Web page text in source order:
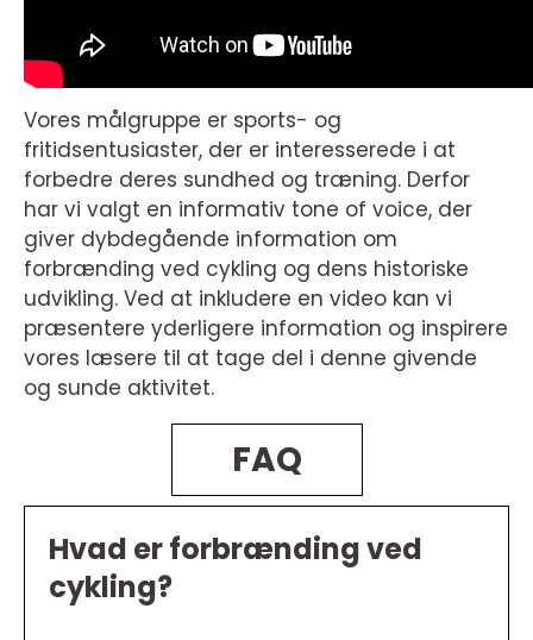
Vores målgruppe er sports- og
fritidsentusiaster, der er interesserede i at
forbedre deres sundhed og træning. Derfor
har vi valgt en informativ tone of voice, der
giver dybdegående information om
forbrænding ved cykling og dens historiske
udvikling. Ved at inkludere en video kan vi
præsentere yderligere information og inspirere
vores læsere til at tage del i denne givende
og sunde aktivitet.
FAQ
Hvad er forbrænding ved
cykling?